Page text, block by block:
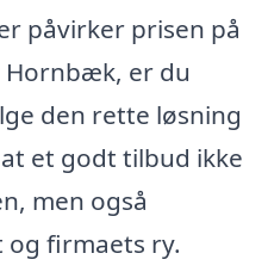
påvirker prisen på
er du
den rette løsning
et godt tilbud ikke
men også
firmaets ry.